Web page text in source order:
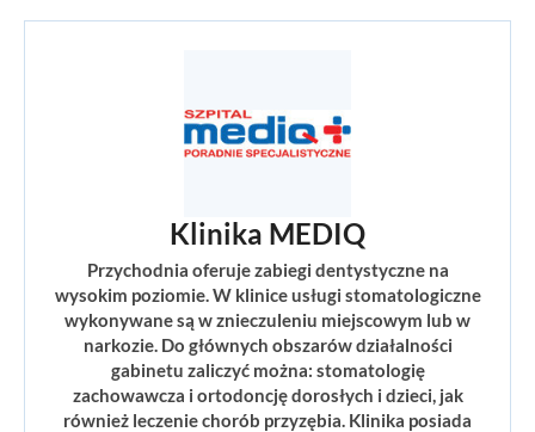
Klinika MEDIQ
Przychodnia oferuje zabiegi dentystyczne na
wysokim poziomie. W klinice usługi stomatologiczne
wykonywane są w znieczuleniu miejscowym lub w
narkozie. Do głównych obszarów działalności
gabinetu zaliczyć można: stomatologię
zachowawcza i ortodoncję dorosłych i dzieci, jak
również leczenie chorób przyzębia. Klinika posiada